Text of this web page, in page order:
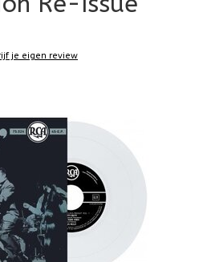
je eigen review